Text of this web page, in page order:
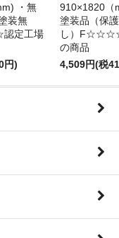
・無
装無
定工場
円)
910×1820（
塗装品（保
し）
の商品
4,509円(税